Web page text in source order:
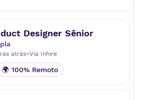
Designer Sênior
atrás•Via Inhire
🌍 100% Remoto